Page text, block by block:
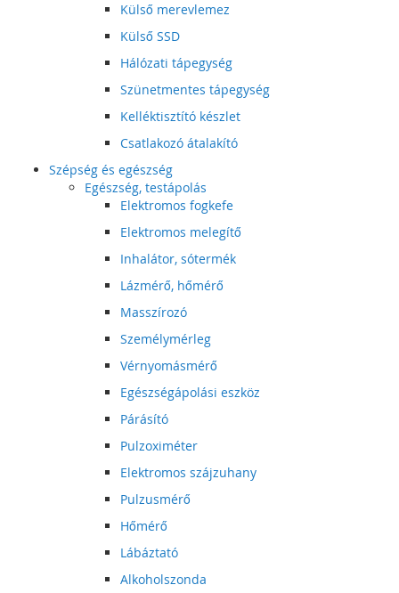
Külső merevlemez
Külső SSD
Hálózati tápegység
Szünetmentes tápegység
Kelléktisztító készlet
Csatlakozó átalakító
Szépség és egészség
Egészség, testápolás
Elektromos fogkefe
Elektromos melegítő
Inhalátor, sótermék
Lázmérő, hőmérő
Masszírozó
Személymérleg
Vérnyomásmérő
Egészségápolási eszköz
Párásító
Pulzoximéter
Elektromos szájzuhany
Pulzusmérő
Hőmérő
Lábáztató
Alkoholszonda